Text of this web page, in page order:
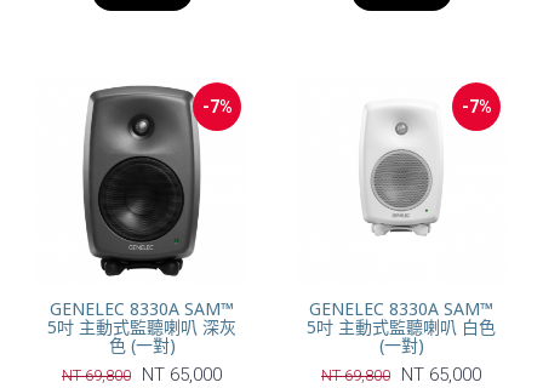
-7%
GENELEC 8330A SAM™
5吋 主動式監聽喇叭 深灰
色 (一對)
NT 69,800 NT 65,000
-7%
GENELEC 8330A SAM™
5吋 主動式監聽喇叭 白色
(一對)
NT 69,800 NT 65,000